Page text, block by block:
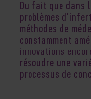
Du fait que dans
problèmes
méthodes de
constamment
innovations
résoudre une
processus de